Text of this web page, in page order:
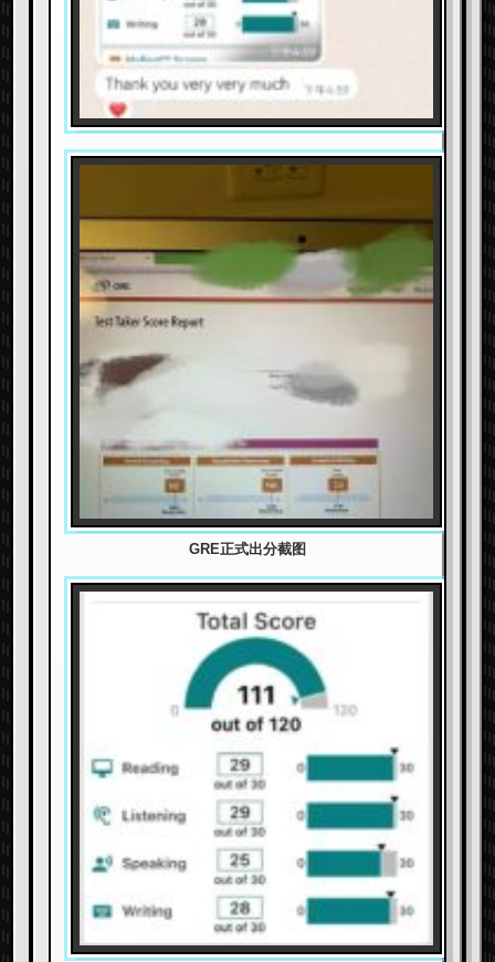
GRE正式出分截图